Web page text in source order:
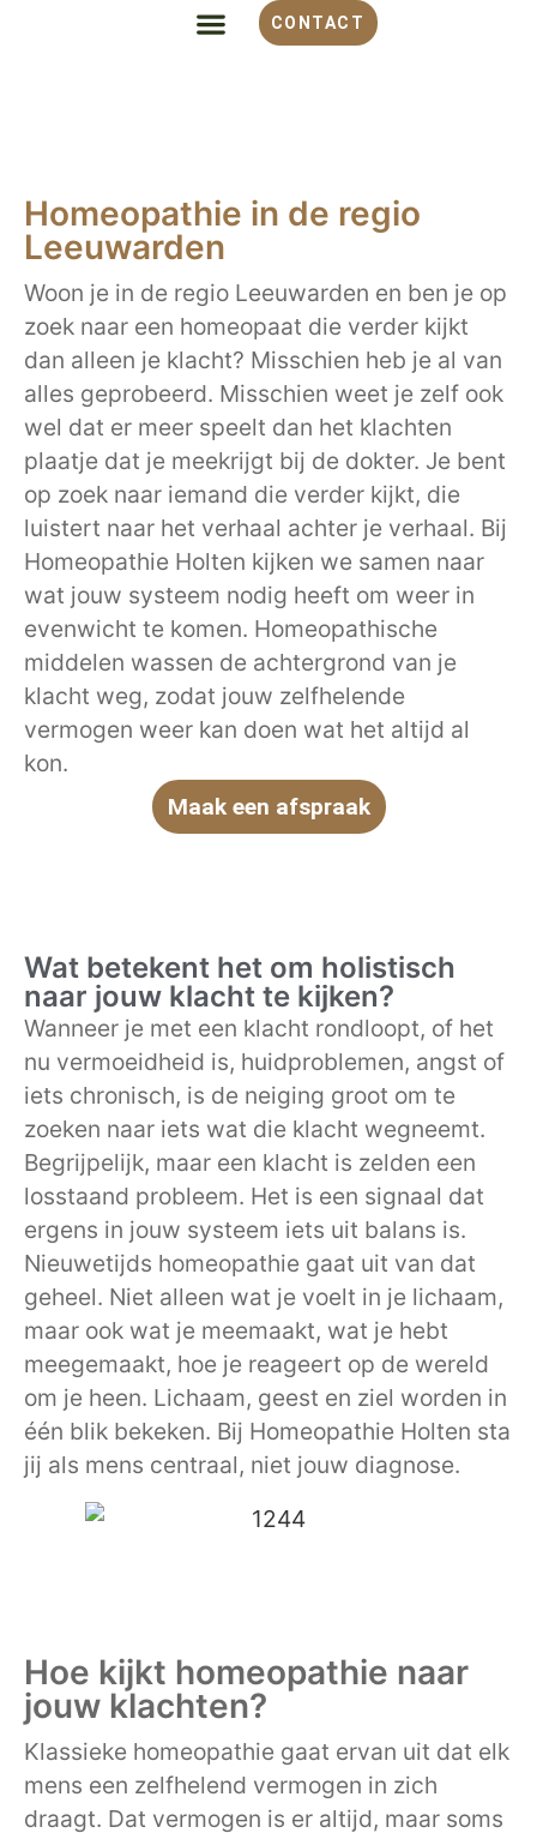
CONTACT
Homeopathie in de regio
Leeuwarden
Woon je in de regio Leeuwarden en ben je op
zoek naar een homeopaat die verder kijkt
dan alleen je klacht? Misschien heb je al van
alles geprobeerd. Misschien weet je zelf ook
wel dat er meer speelt dan het klachten
plaatje dat je meekrijgt bij de dokter. Je bent
op zoek naar iemand die verder kijkt, die
luistert naar het verhaal achter je verhaal. Bij
Homeopathie Holten kijken we samen naar
wat jouw systeem nodig heeft om weer in
evenwicht te komen. Homeopathische
middelen wassen de achtergrond van je
klacht weg, zodat jouw zelfhelende
vermogen weer kan doen wat het altijd al
kon.
Maak een afspraak
Wat betekent het om holistisch
naar jouw klacht te kijken?
Wanneer je met een klacht rondloopt, of het
nu vermoeidheid is, huidproblemen, angst of
iets chronisch, is de neiging groot om te
zoeken naar iets wat die klacht wegneemt.
Begrijpelijk, maar een klacht is zelden een
losstaand probleem. Het is een signaal dat
ergens in jouw systeem iets uit balans is.
Nieuwetijds homeopathie gaat uit van dat
geheel. Niet alleen wat je voelt in je lichaam,
maar ook wat je meemaakt, wat je hebt
meegemaakt, hoe je reageert op de wereld
om je heen. Lichaam, geest en ziel worden in
één blik bekeken. Bij Homeopathie Holten sta
jij als mens centraal, niet jouw diagnose.
Hoe kijkt homeopathie naar
jouw klachten?
Klassieke homeopathie gaat ervan uit dat elk
mens een zelfhelend vermogen in zich
draagt. Dat vermogen is er altijd, maar soms